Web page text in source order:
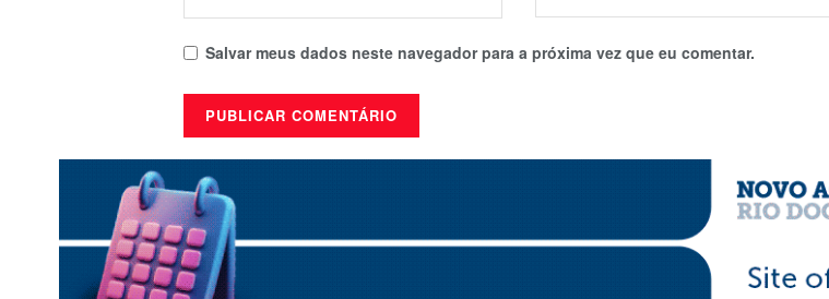
Salvar meus dados neste navegador para a próxima vez que eu comentar.